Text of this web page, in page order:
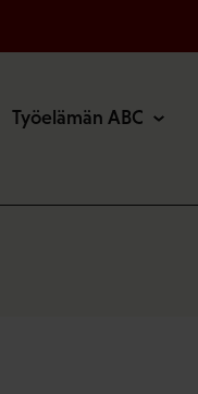
Työelämän ABC